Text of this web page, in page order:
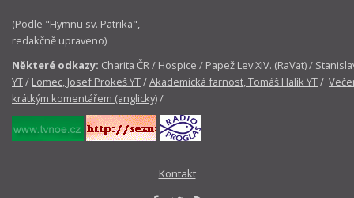
(Podle "Hymnu sv. Patrika",
redakčně upraveno)
Některé odkazy: Charita ČR/ Hospice / Papež Lev XIV. (RaVat)/
YT/ Lomec, Josef Prokeš YT/Akademická farnost, Tomáš Halík YT/
krátkým komentářem (anglicky)/
Kontakt